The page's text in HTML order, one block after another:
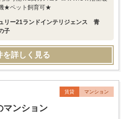
★ペット飼育可★
リー21ランドインテリジェンス 青
子
を詳しく見る
賃貸 マンション
マンション